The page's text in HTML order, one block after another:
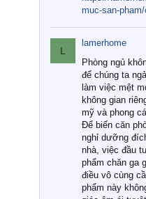
muc-san-
L
lamerhome
Phòng ngủ
để chúng ta
làm việc mệt
không gian
mỹ và phong
Để biến căn
nghỉ dưỡng
nhà, việc đầu
phẩm chăn ga
điều vô cùng
phẩm này